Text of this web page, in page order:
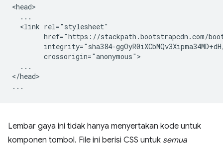
<head>
  ...
  <link rel="stylesheet"
href="https://stackpath.bootstrapcdn.com/
integrity="sha384-
        crossorigin="anonymous">
  ...
</head>
Lembar gaya ini tidak hanya menyertakan kode untuk
komponen tombol. File ini berisi CSS untuk semua